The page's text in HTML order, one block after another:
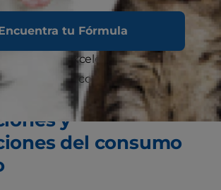
tu Fórmula
encanta el sabor del pollo, lo que
en una excelente opción para
o con poco apetito.
y
del consumo